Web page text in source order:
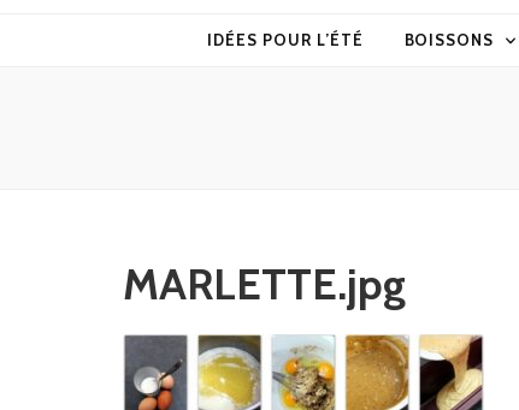
IDÉES POUR L’ÉTÉ BOISSONS
MARLETTE.jpg